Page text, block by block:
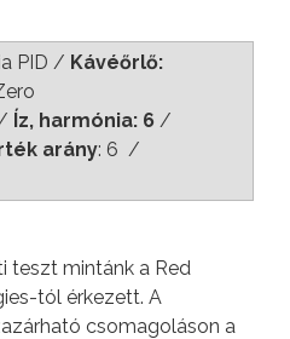
PID / Kávéőrlő:
Íz, harmónia: 6 /
arány: 6 /
teszt mintánk a Red
tól érkezett. A
csomagoláson a